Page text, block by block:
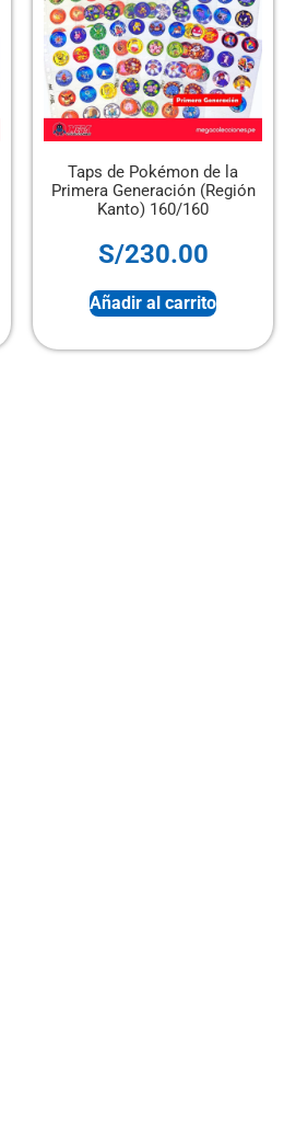
Taps de Pokémon de la
Primera Generación (Región
Kanto) 160/160
S/230.00
Añadir al carrito